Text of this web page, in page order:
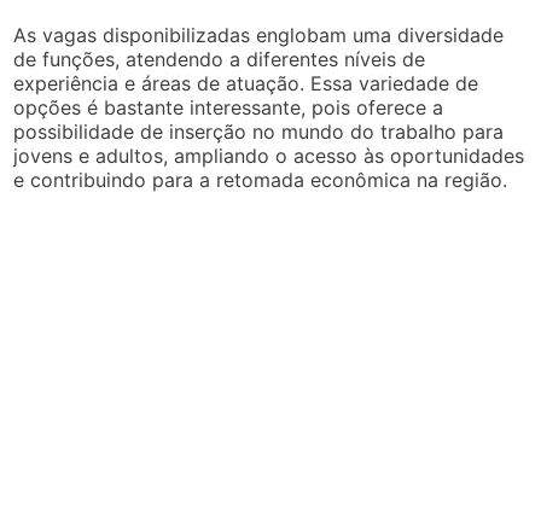
As vagas disponibilizadas englobam uma diversidade
de funções, atendendo a diferentes níveis de
experiência e áreas de atuação. Essa variedade de
opções é bastante interessante, pois oferece a
possibilidade de inserção no mundo do trabalho para
jovens e adultos, ampliando o acesso às oportunidades
e contribuindo para a retomada econômica na região.